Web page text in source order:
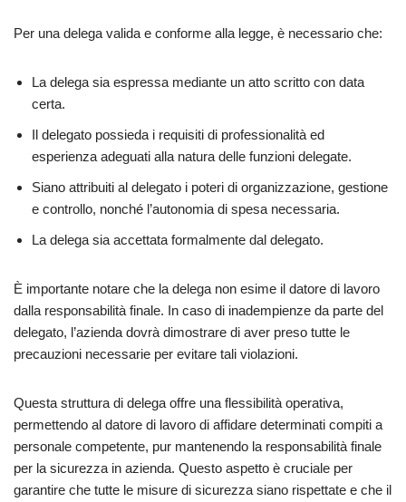
Per una delega valida e conforme alla legge, è necessario che:
La delega sia espressa mediante un atto scritto con data
certa.
Il delegato possieda i requisiti di professionalità ed
esperienza adeguati alla natura delle funzioni delegate.
Siano attribuiti al delegato i poteri di organizzazione, gestione
e controllo, nonché l’autonomia di spesa necessaria.
La delega sia accettata formalmente dal delegato.
È importante notare che la delega non esime il datore di lavoro
dalla responsabilità finale. In caso di inadempienze da parte del
delegato, l’azienda dovrà dimostrare di aver preso tutte le
precauzioni necessarie per evitare tali violazioni.
Questa struttura di delega offre una flessibilità operativa,
permettendo al datore di lavoro di affidare determinati compiti a
personale competente, pur mantenendo la responsabilità finale
per la sicurezza in azienda. Questo aspetto è cruciale per
garantire che tutte le misure di sicurezza siano rispettate e che il